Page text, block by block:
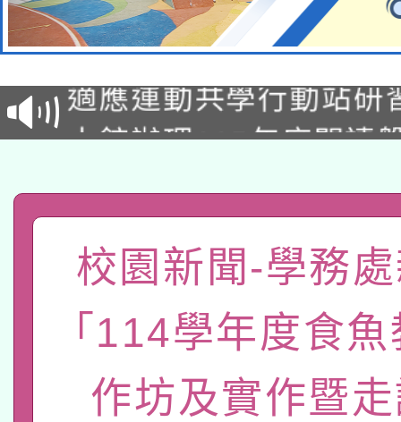
本校115學年度第2次
招甄選結果公告(無人
招)
適應運動共學行動站研
本館辦理115年度閱讀
礎課程
A3數位素養講師名單
「數位內容與教學軟
pilot」
有關大陸委員會函釋公
薪期間赴陸應申請許可
轉知經濟部水利署委託
業技術研究院辦理「
115年8月22日(星期六
校園新聞-學務
「114學年度食
作坊及實作暨